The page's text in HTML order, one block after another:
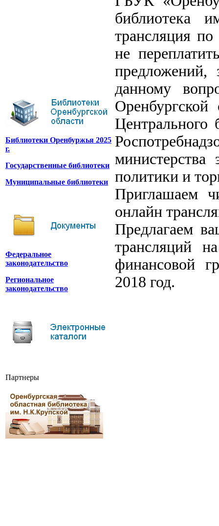
Библиотеки Оренбуржья 2025
г.
Государственные библиотеки
Муниципальные библиотеки
Федеральное
законодательство
Региональное
законодательство
Партнеры
библиотека
трансляция
не
данному
Оренбургской
Центрального
министерства
политики и
Приглашаем
онлайн
Предлагаем
трансляций
финансовой
2018 год.